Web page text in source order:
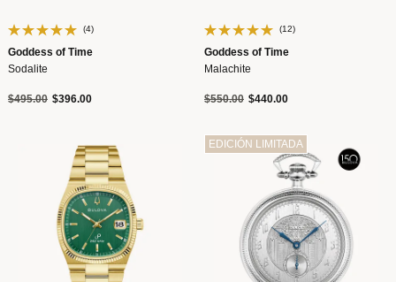
(4)
Goddess of Time
Sodalite
Precio reducido de
$495.00a$396.00
(12)
Goddess of Time
Malachite
Precio reducido de
$550.00a$440.00
EDICIÓN LIMITADA